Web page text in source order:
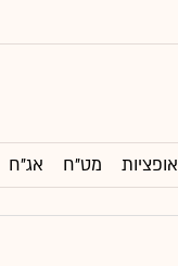
אופציות מט"ח אג"ח